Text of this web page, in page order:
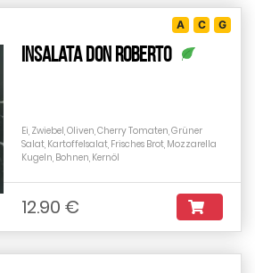
Insalata Don Roberto
A C G
Ei, Zwiebel, Oliven, Cherry Tomaten, Grüner
Salat, Kartoffelsalat, Frisches Brot, Mozzarella
Kugeln, Bohnen, Kernöl
12.90 €